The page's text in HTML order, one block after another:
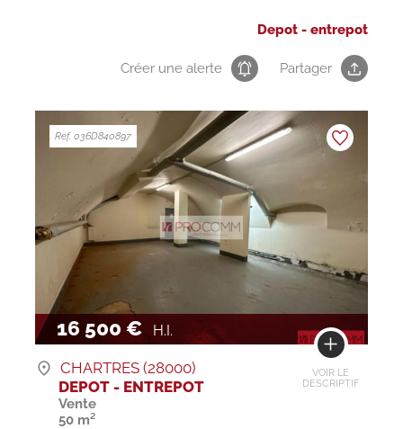
Depot - entrepot
Créer une alerte Partager
16 500 € H.I.
VOIR LE
DESCRIPTIF
Ref. 036D840897
CHARTRES (28000)
DEPOT - ENTREPOT
Vente
50 m²